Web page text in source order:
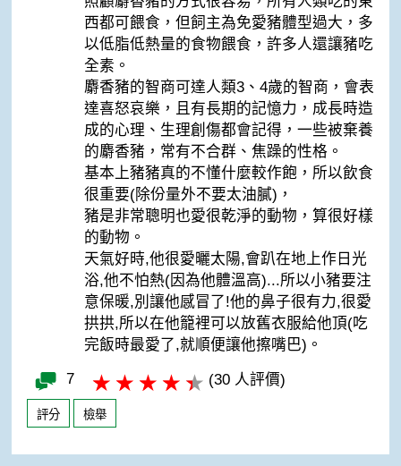
西都可餵食，但飼主為免愛豬體型過大，多
以低脂低熱量的食物餵食，許多人還讓豬吃
全素。
麝香豬的智商可達人類3、4歲的智商，會表
達喜怒哀樂，且有長期的記憶力，成長時造
成的心理、生理創傷都會記得，一些被棄養
的麝香豬，常有不合群、焦躁的性格。
基本上豬豬真的不懂什麼較作飽，所以飲食
很重要(除份量外不要太油膩)，
豬是非常聰明也愛很乾淨的動物，算很好樣
的動物。
天氣好時,他很愛曬太陽,會趴在地上作日光
浴,他不怕熱(因為他體溫高)...所以小豬要注
意保暖,別讓他感冒了!他的鼻子很有力,很愛
拱拱,所以在他籠裡可以放舊衣服給他頂(吃
完飯時最愛了,就順便讓他擦嘴巴)。
7 (30 人評價)
評分 檢舉